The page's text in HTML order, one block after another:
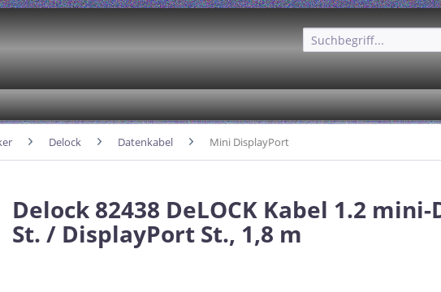
Delock Datenkabel Mini DisplayPort
Delock 82438 DeLOCK Kabel 1.2
St. / DisplayPort St., 1,8 m